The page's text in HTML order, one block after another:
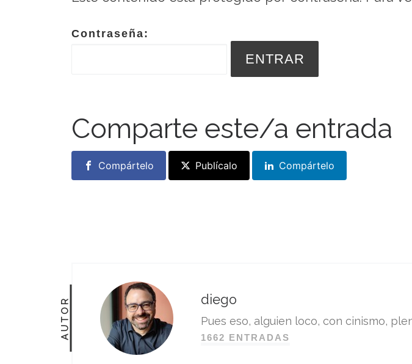
Contraseña:
Comparte este/a entrada
Compártelo Publícalo Compártelo
AUTOR diego
Pues eso, alguien loco, con cinismo,
1662 ENTRADAS